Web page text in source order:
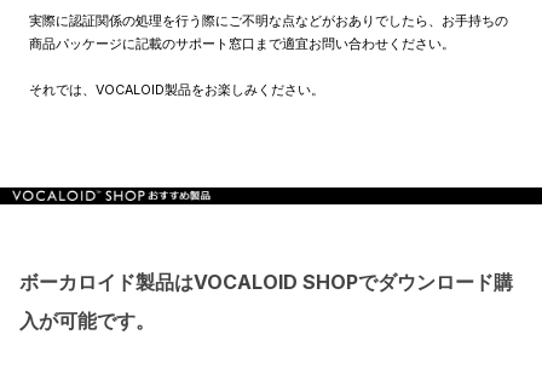
実際に認証関係の処理を行う際にご不明な点などがおありでしたら、お手持ちの
商品パッケージに記載のサポート窓口まで適宜お問い合わせください。
それでは、VOCALOID製品をお楽しみください。
ボーカロイド製品はVOCALOID SHOPでダウンロード購
入が可能です。